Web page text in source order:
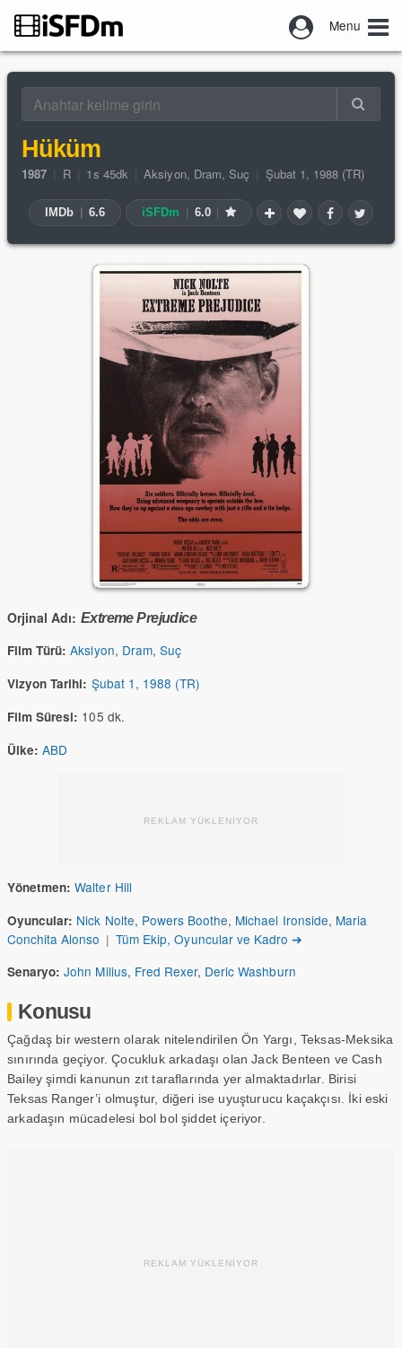
Menu
Hüküm
1987 R 1s 45dk Aksiyon, Dram, Suç Şubat 1, 1988 (TR)
IMDb 6.6 iSFDm 6.0
Orjinal Adı: Extreme Prejudice
Film Türü: Aksiyon, Dram, Suç
Vizyon Tarihi: Şubat 1, 1988 (TR)
Film Süresi: 105 dk.
Ülke: ABD
REKLAM YÜKLENİYOR
Yönetmen: Walter Hill
Oyuncular: Nick Nolte, Powers Boothe, Michael Ironside, Maria
Conchita Alonso | Tüm Ekip, Oyuncular ve Kadro ➔
Senaryo: John Milius, Fred Rexer, Deric Washburn
Konusu
Çağdaş bir western olarak nitelendirilen Ön Yargı, Teksas-Meksika
sınırında geçiyor. Çocukluk arkadaşı olan Jack Benteen ve Cash
Bailey şimdi kanunun zıt taraflarında yer almaktadırlar. Birisi
Teksas Ranger’i olmuştur, diğeri ise uyuşturucu kaçakçısı. İki eski
arkadaşın mücadelesi bol bol şiddet içeriyor.
REKLAM YÜKLENİYOR